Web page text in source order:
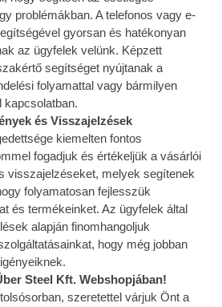
problémákban. A telefonos vagy e-
gyorsan és hatékonyan
az ügyfelek velünk. Képzett
segítséget nyújtanak a
folyamattal vagy bármilyen
kapcsolatban.
és Visszajelzések
kiemelten fontos
fogadjuk és értékeljük a vásárlói
visszajelzéseket, melyek segítenek
folyamatosan fejlesszük
és termékeinket. Az ügyfelek által
alapján finomhangoljuk
hogy még jobban
Steel Kft. Webshopjában!
szeretettel várjuk Önt a